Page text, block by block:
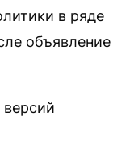
в ряде
объявление
версий